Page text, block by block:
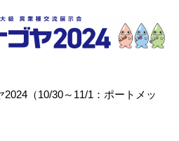
（10/30～11/1：ポートメッ